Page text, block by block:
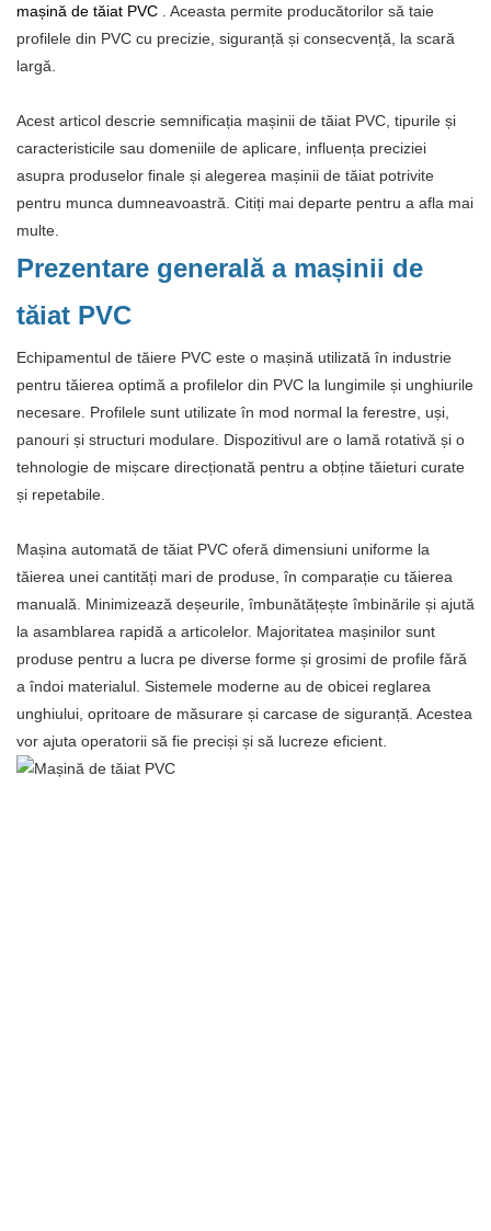
mașină de tăiat PVC . Aceasta permite producătorilor să taie
profilele din PVC cu precizie, siguranță și consecvență, la scară
largă.
Acest articol descrie semnificația mașinii de tăiat PVC, tipurile și
caracteristicile sau domeniile de aplicare, influența preciziei
asupra produselor finale și alegerea mașinii de tăiat potrivite
pentru munca dumneavoastră. Citiți mai departe pentru a afla mai
multe.
Prezentare generală a mașinii de
tăiat PVC
Echipamentul de tăiere PVC este o mașină utilizată în industrie
pentru tăierea optimă a profilelor din PVC la lungimile și unghiurile
necesare. Profilele sunt utilizate în mod normal la ferestre, uși,
panouri și structuri modulare. Dispozitivul are o lamă rotativă și o
tehnologie de mișcare direcționată pentru a obține tăieturi curate
și repetabile.
Mașina automată de tăiat PVC oferă dimensiuni uniforme la
tăierea unei cantități mari de produse, în comparație cu tăierea
manuală. Minimizează deșeurile, îmbunătățește îmbinările și ajută
la asamblarea rapidă a articolelor. Majoritatea mașinilor sunt
produse pentru a lucra pe diverse forme și grosimi de profile fără
a îndoi materialul. Sistemele moderne au de obicei reglarea
unghiului, opritoare de măsurare și carcase de siguranță. Acestea
vor ajuta operatorii să fie preciși și să lucreze eficient.